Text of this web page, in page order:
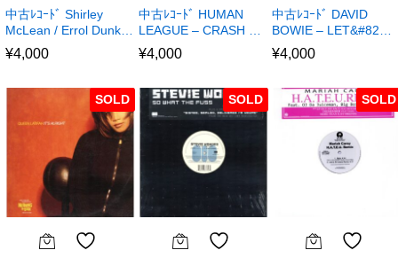
中古ﾚｺｰﾄﾞ Shirley
McLean / Errol Dunk…
¥4,000
中古ﾚｺｰﾄﾞ HUMAN
LEAGUE – CRASH …
¥4,000
中古ﾚｺｰﾄﾞ DAVID
BOWIE – LET&#82…
¥4,000
SOLD SOLD SOLD